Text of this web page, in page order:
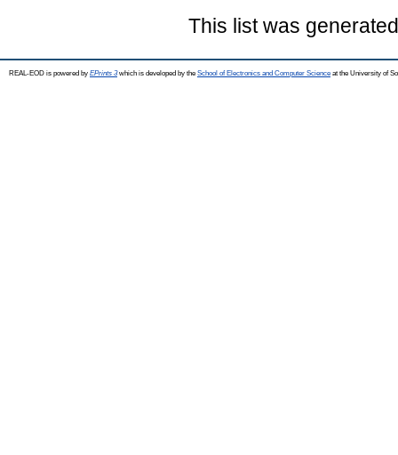
This list was
REAL-EOD is powered by EPrints 3which is developed by the School of Electronics and Computer Science at the University of